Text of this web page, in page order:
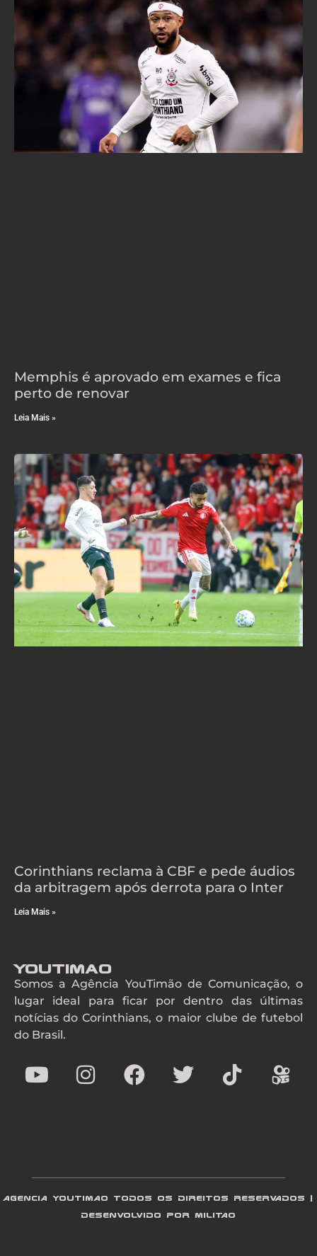
Memphis é aprovado em exames e fica
perto de renovar
Leia Mais »
Corinthians reclama à CBF e pede áudios
da arbitragem após derrota para o Inter
Leia Mais »
YouTimao
Somos a Agência YouTimão de Comunicação, o
lugar ideal para ficar por dentro das últimas
notícias do Corinthians, o maior clube de futebol
do Brasil.
AGENCIA YOUTIMAO TODOS OS DIREITOS RESERVADOS |
DESENVOLVIDO POR MILITAO